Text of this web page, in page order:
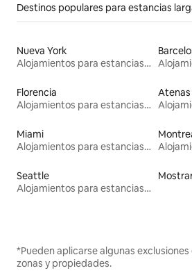
Destinos populares para estancias
Nueva York
Alojamientos para estancias largas
Florencia
Alojamientos para estancias largas
Atenas
Miami
Alojamientos para estancias largas
Seattle
Alojamientos para estancias largas
*Pueden aplicarse algunas
zonas y propiedades.